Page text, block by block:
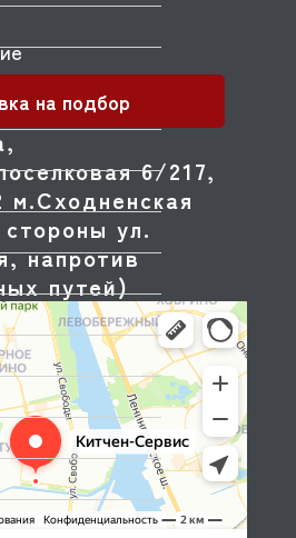
6/217,
м.Сходненская
ул.
напротив
путей)
на подбор